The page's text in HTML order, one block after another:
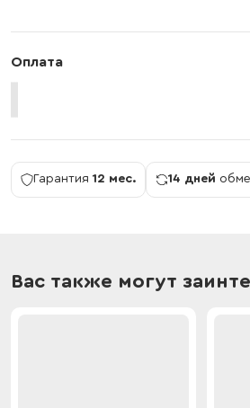
Оплата
Гарантия 12 мес. 14 дней
Вас также могут